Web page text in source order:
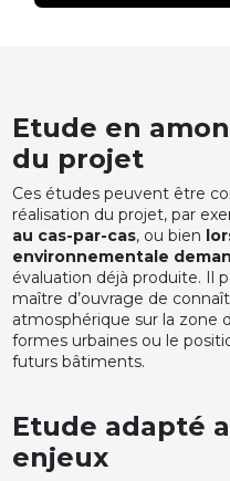
Etude en
du projet
Ces études peuvent être
réalisation du projet, par
au cas-par-cas, ou bien
environnementale
évaluation déjà produite. Il
maître d’ouvrage de
atmosphérique sur la zone
formes urbaines ou le
futurs bâtiments.
Etude adapté
enjeux